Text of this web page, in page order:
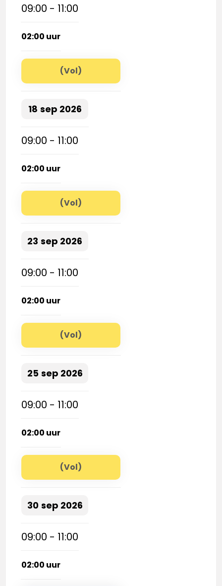
09:00 - 11:00
02:00 uur
(Vol)
18 sep 2026
09:00 - 11:00
02:00 uur
(Vol)
23 sep 2026
09:00 - 11:00
02:00 uur
(Vol)
25 sep 2026
09:00 - 11:00
02:00 uur
(Vol)
30 sep 2026
09:00 - 11:00
02:00 uur